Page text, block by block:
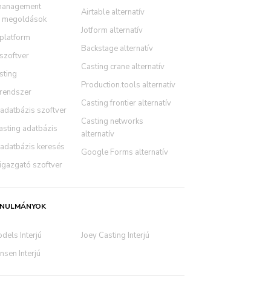
szoftver
adatbázis
keresés
szoftver
Airtable alternatív
Jotform alternatív
Backstage alternatív
Casting crane alternatív
Production.tools alternatív
Casting frontier alternatív
Casting networks
alternatív
Google Forms alternatív
Interjú
Interjú
Joey Casting Interjú